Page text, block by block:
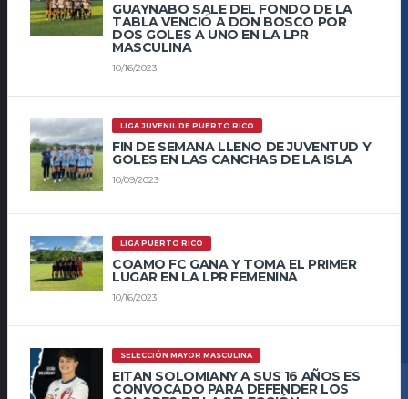
GUAYNABO SALE DEL FONDO DE LA
TABLA VENCIÓ A DON BOSCO POR
DOS GOLES A UNO EN LA LPR
MASCULINA
10/16/2023
LIGA JUVENIL DE PUERTO RICO
FIN DE SEMANA LLENO DE JUVENTUD Y
GOLES EN LAS CANCHAS DE LA ISLA
10/09/2023
LIGA PUERTO RICO
COAMO FC GANA Y TOMA EL PRIMER
LUGAR EN LA LPR FEMENINA
10/16/2023
SELECCIÓN MAYOR MASCULINA
EITAN SOLOMIANY A SUS 16 AÑOS ES
CONVOCADO PARA DEFENDER LOS